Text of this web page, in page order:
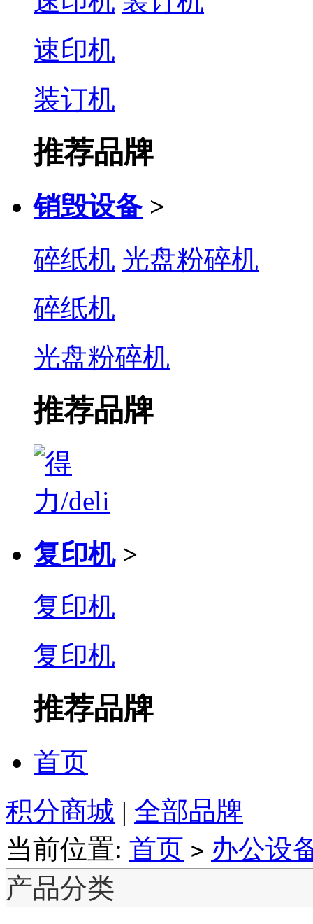
速印机
装订机
推荐品牌
销毁设备 >
碎纸机 光盘粉碎机
碎纸机
光盘粉碎机
推荐品牌
复印机 >
复印机
复印机
推荐品牌
首页
积分商城 | 全部品牌
当前位置: 首页 > 办公设
产品分类